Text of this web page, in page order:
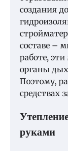
создания
составе –
работе,
органы
Поэтому,
средствах
руками